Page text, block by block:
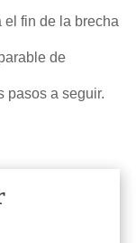
el fin de la brecha
de
pasos a seguir.